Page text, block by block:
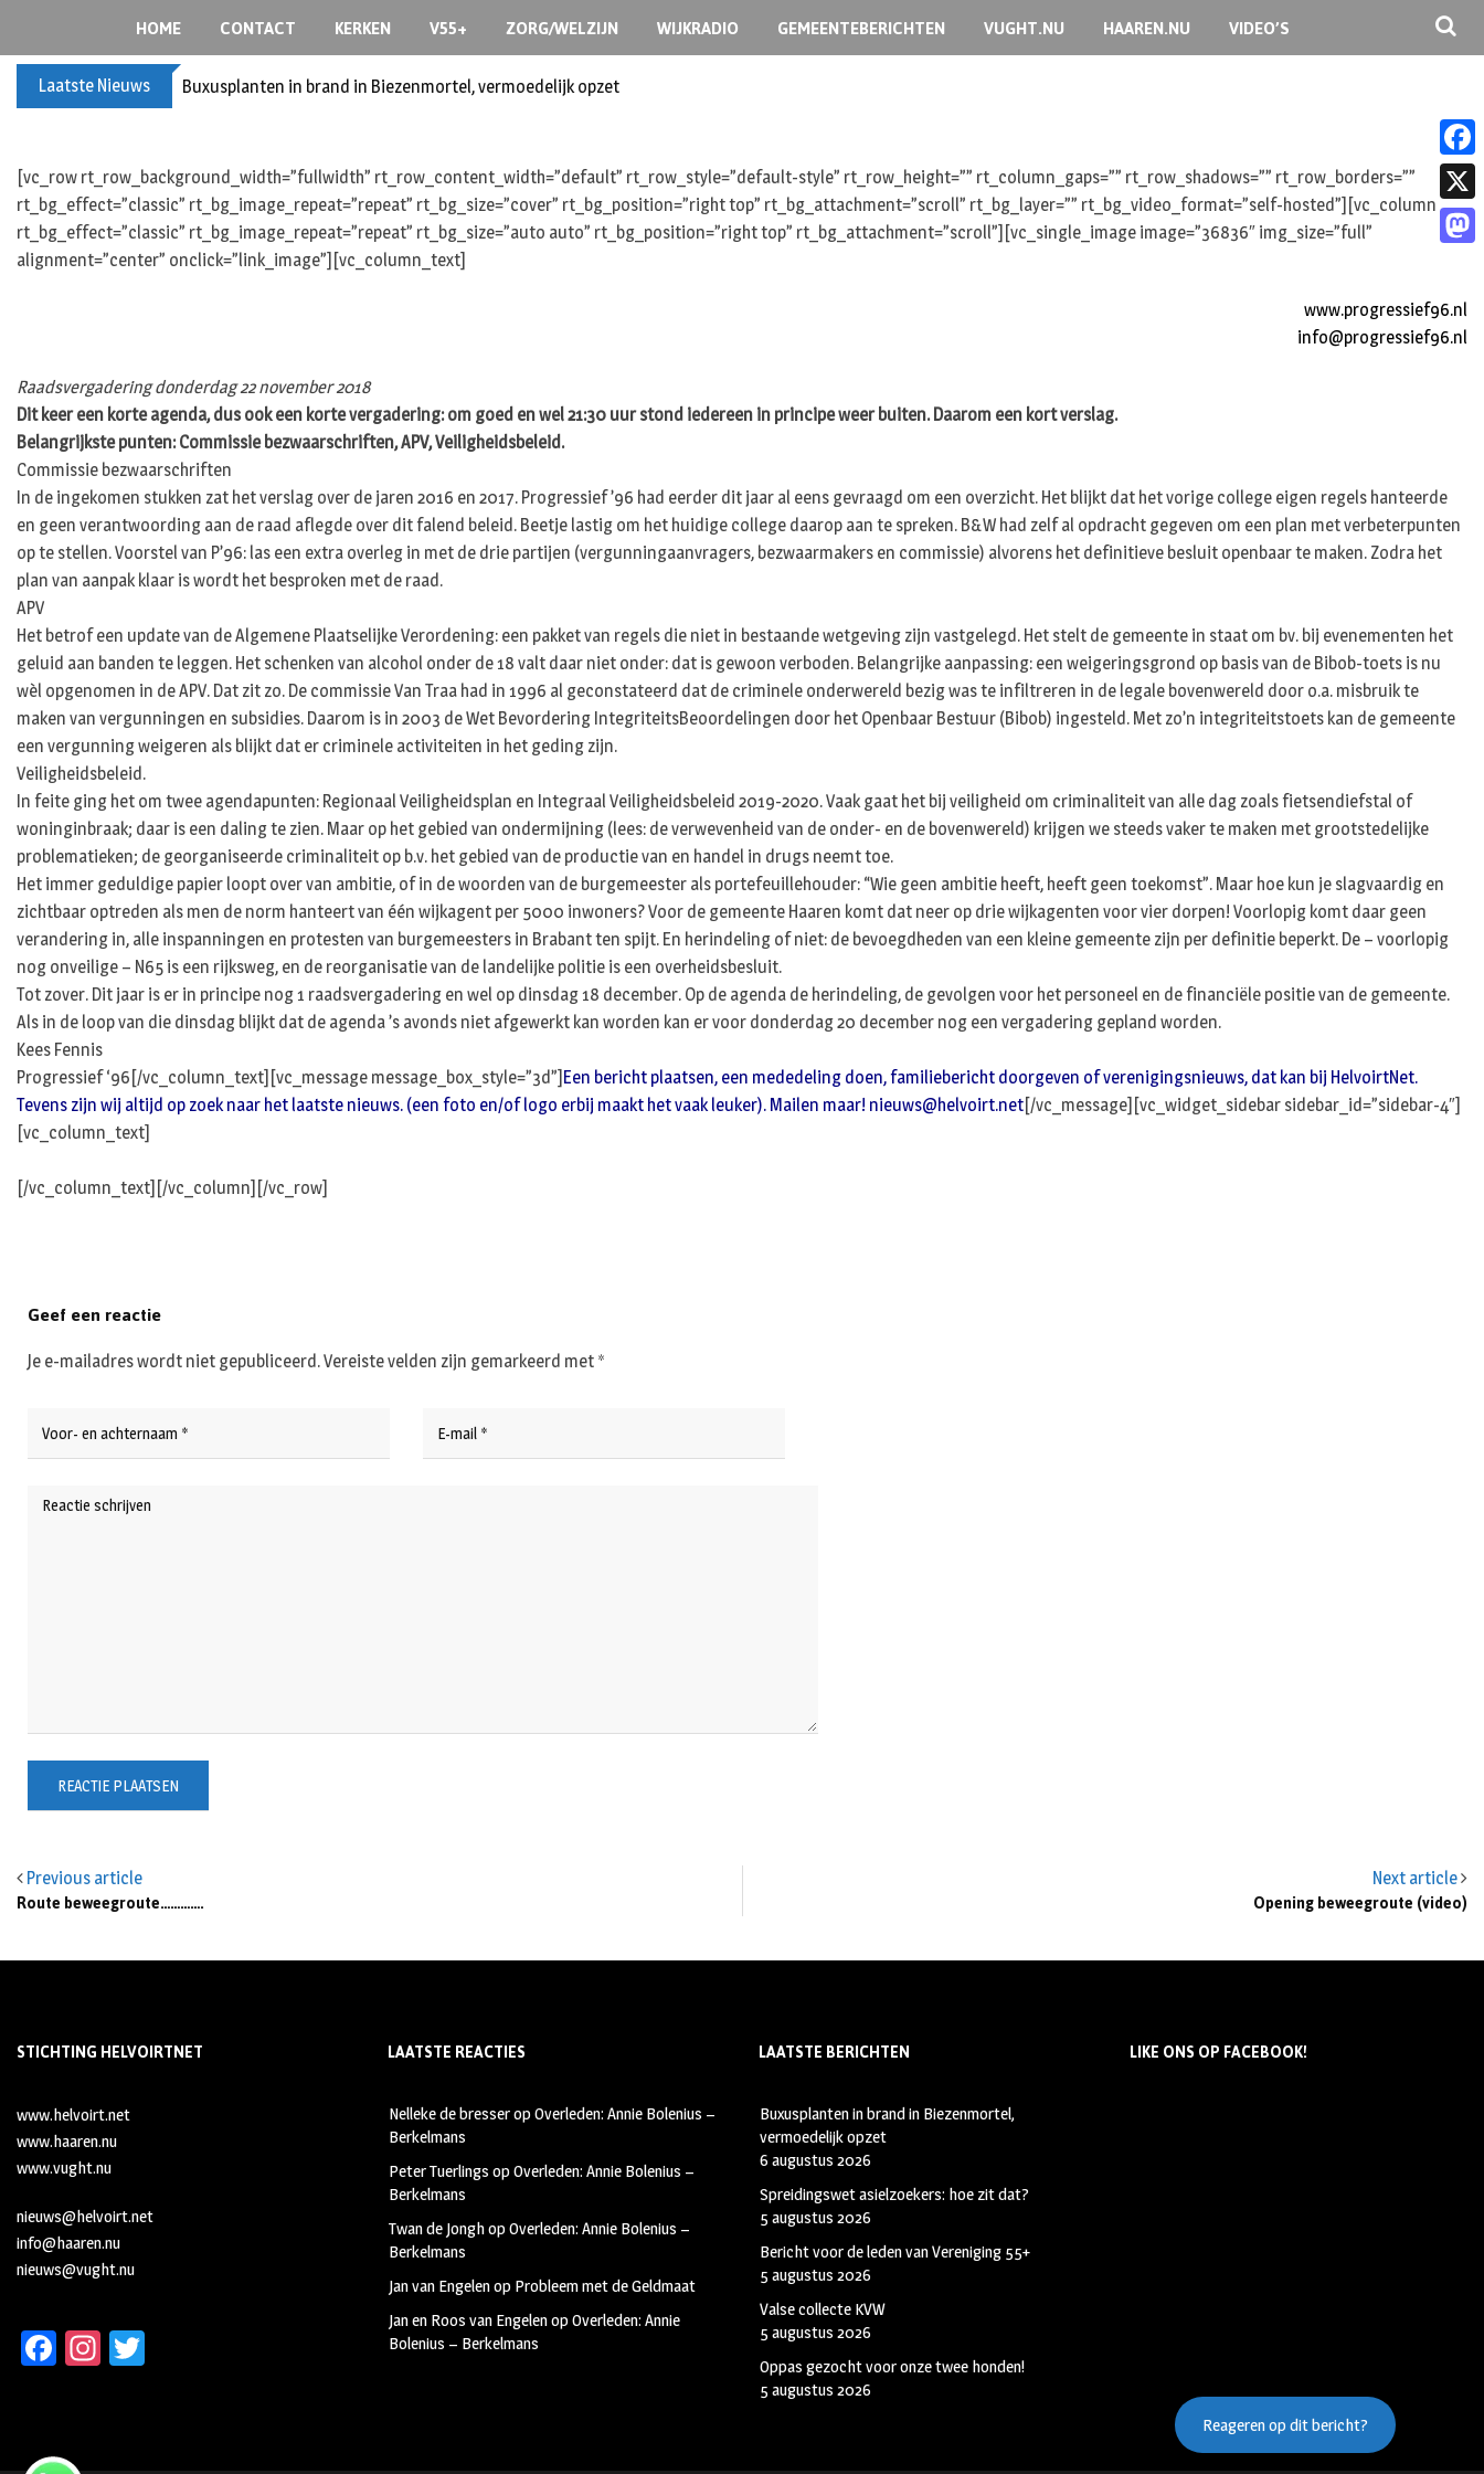
HOME CONTACT KERKEN V55+ ZORG/WELZIJN WIJKRADIO GEMEENTEBERICHTEN VUGHT.NU HAAREN.NU VIDEO’S
Laatste Nieuws Buxusplanten in brand in Biezenmortel, vermoedelijk opzet
[vc_row rt_row_background_width=”fullwidth” rt_row_content_width=”default” rt_row_style=”default-style” rt_row_height=”” rt_column_gaps=”” rt_row_shadows=”” rt_row_borders=””
rt_bg_effect=”classic” rt_bg_image_repeat=”repeat” rt_bg_size=”cover” rt_bg_position=”right top” rt_bg_attachment=”scroll” rt_bg_layer=”” rt_bg_video_format=”self-hosted”][vc_column
rt_bg_effect=”classic” rt_bg_image_repeat=”repeat” rt_bg_size=”auto auto” rt_bg_position=”right top” rt_bg_attachment=”scroll”][vc_single_image image=”36836″ img_size=”full”
alignment=”center” onclick=”link_image”][vc_column_text]
www.progressief96.nl
info@progressief96.nl
Raadsvergadering donderdag 22 november 2018
Dit keer een korte agenda, dus ook een korte vergadering: om goed en wel 21:30 uur stond iedereen in principe weer buiten. Daarom een kort verslag.
Belangrijkste punten: Commissie bezwaarschriften, APV, Veiligheidsbeleid.
Commissie bezwaarschriften
In de ingekomen stukken zat het verslag over de jaren 2016 en 2017. Progressief ’96 had eerder dit jaar al eens gevraagd om een overzicht. Het blijkt dat het vorige college eigen regels hanteerde
en geen verantwoording aan de raad aflegde over dit falend beleid. Beetje lastig om het huidige college daarop aan te spreken. B&W had zelf al opdracht gegeven om een plan met verbeterpunten
op te stellen. Voorstel van P’96: las een extra overleg in met de drie partijen (vergunningaanvragers, bezwaarmakers en commissie) alvorens het definitieve besluit openbaar te maken. Zodra het
plan van aanpak klaar is wordt het besproken met de raad.
APV
Het betrof een update van de Algemene Plaatselijke Verordening: een pakket van regels die niet in bestaande wetgeving zijn vastgelegd. Het stelt de gemeente in staat om bv. bij evenementen het
geluid aan banden te leggen. Het schenken van alcohol onder de 18 valt daar niet onder: dat is gewoon verboden. Belangrijke aanpassing: een weigeringsgrond op basis van de Bibob-toets is nu
wèl opgenomen in de APV. Dat zit zo. De commissie Van Traa had in 1996 al geconstateerd dat de criminele onderwereld bezig was te infiltreren in de legale bovenwereld door o.a. misbruik te
maken van vergunningen en subsidies. Daarom is in 2003 de Wet Bevordering IntegriteitsBeoordelingen door het Openbaar Bestuur (Bibob) ingesteld. Met zo’n integriteitstoets kan de gemeente
een vergunning weigeren als blijkt dat er criminele activiteiten in het geding zijn.
Veiligheidsbeleid.
In feite ging het om twee agendapunten: Regionaal Veiligheidsplan en Integraal Veiligheidsbeleid 2019-2020. Vaak gaat het bij veiligheid om criminaliteit van alle dag zoals fietsendiefstal of
woninginbraak; daar is een daling te zien. Maar op het gebied van ondermijning (lees: de verwevenheid van de onder- en de bovenwereld) krijgen we steeds vaker te maken met grootstedelijke
problematieken; de georganiseerde criminaliteit op b.v. het gebied van de productie van en handel in drugs neemt toe.
Het immer geduldige papier loopt over van ambitie, of in de woorden van de burgemeester als portefeuillehouder: “Wie geen ambitie heeft, heeft geen toekomst”. Maar hoe kun je slagvaardig en
zichtbaar optreden als men de norm hanteert van één wijkagent per 5000 inwoners? Voor de gemeente Haaren komt dat neer op drie wijkagenten voor vier dorpen! Voorlopig komt daar geen
verandering in, alle inspanningen en protesten van burgemeesters in Brabant ten spijt. En herindeling of niet: de bevoegdheden van een kleine gemeente zijn per definitie beperkt. De – voorlopig
nog onveilige – N65 is een rijksweg, en de reorganisatie van de landelijke politie is een overheidsbesluit.
Tot zover. Dit jaar is er in principe nog 1 raadsvergadering en wel op dinsdag 18 december. Op de agenda de herindeling, de gevolgen voor het personeel en de financiële positie van de gemeente.
Als in de loop van die dinsdag blijkt dat de agenda ’s avonds niet afgewerkt kan worden kan er voor donderdag 20 december nog een vergadering gepland worden.
Kees Fennis
Progressief ‘96[/vc_column_text][vc_message message_box_style=”3d”] Een bericht plaatsen, een mededeling doen, familiebericht doorgeven of verenigingsnieuws, dat kan bij HelvoirtNet.
Tevens zijn wij altijd op zoek naar het laatste nieuws. (een foto en/of logo erbij maakt het vaak leuker). Mailen maar! nieuws@helvoirt.net[/vc_message][vc_widget_sidebar sidebar_id=”sidebar-4″]
[vc_column_text]
[/vc_column_text][/vc_column][/vc_row]
Previous article
Route beweegroute………….
Next article
Opening beweegroute (video)
Geef een reactie
Je e-mailadres wordt niet gepubliceerd.Vereiste velden zijn gemarkeerd met *
STICHTING HELVOIRTNET
www.helvoirt.net
www.haaren.nu
www.vught.nu
nieuws@helvoirt.net
info@haaren.nu
nieuws@vught.nu
Fa
oo
In
LAATSTE REACTIES
Nelleke de bresseropOverleden: Annie Bolenius –
Berkelmans
Peter Tuerlings opOverleden: Annie Bolenius –
Berkelmans
Twan de JonghopOverleden: Annie Bolenius –
Berkelmans
Jan van Engelenop Probleem met de Geldmaat
Jan en Roos van EngelenopOverleden: Annie
Bolenius – Berkelmans
LAATSTE BERICHTEN
Buxusplanten in brand in Biezenmortel,
vermoedelijk opzet
6 augustus 2026
Spreidingswet asielzoekers: hoe zit dat?
5 augustus 2026
Bericht voor de leden van Vereniging 55+
5 augustus 2026
Valse collecte KVW
5 augustus 2026
Oppas gezocht voor onze twee honden!
5 augustus 2026
LIKE ONS OP FACEBOOK!
Reageren op dit bericht?
F
a
c
b
o
X
s
n